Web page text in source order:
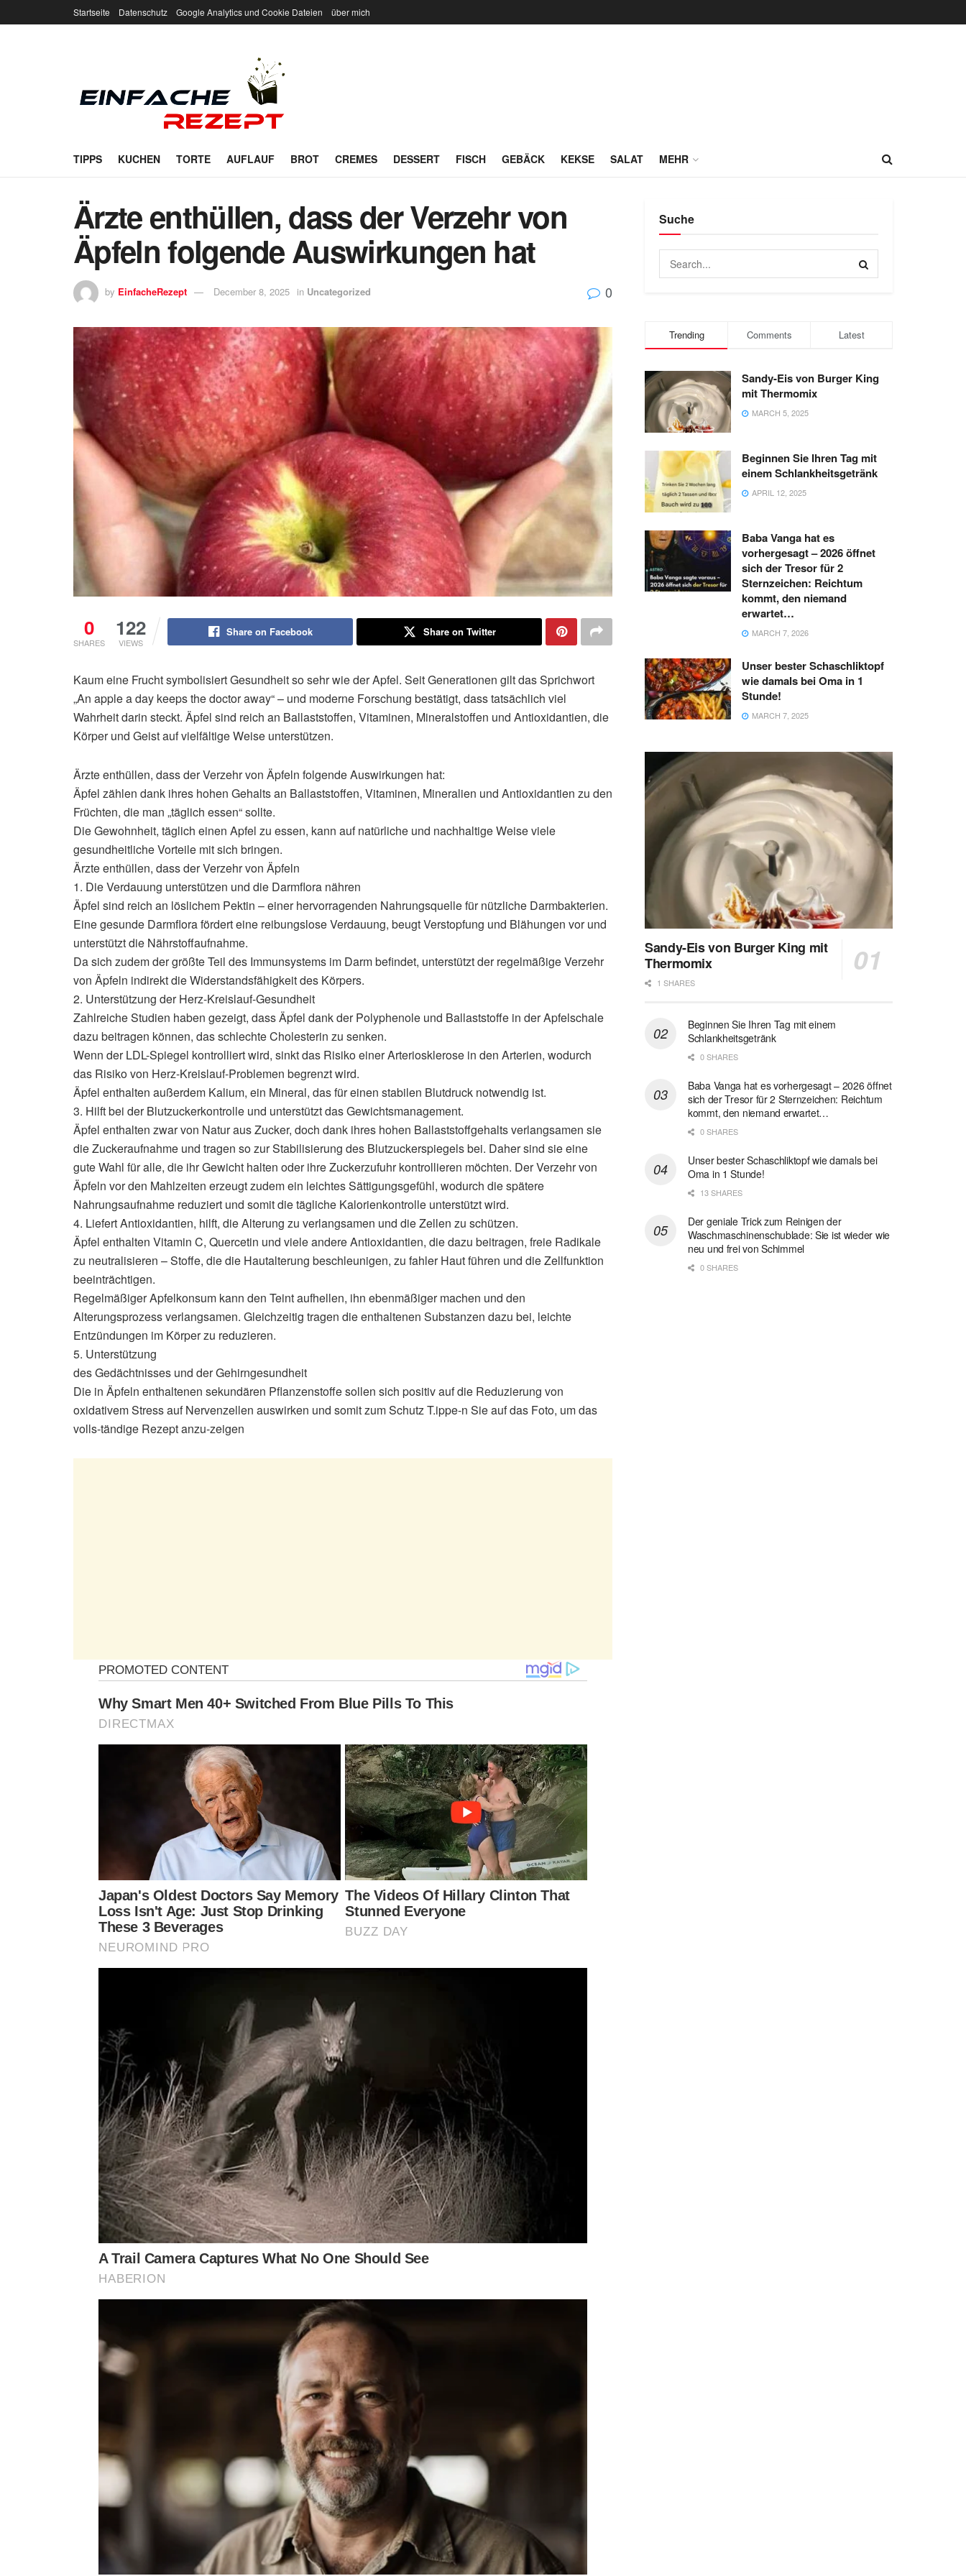
Startseite Datenschutz Google Analytics und Cookie Dateien über mich
TIPPS KUCHEN TORTE AUFLAUF BROT CREMES DESSERT FISCH GEBÄCK KEKSE SALAT MEHR
Ärzte enthüllen, dass der Verzehr von
Äpfeln folgende Auswirkungen hat
by EinfacheRezept December 8, 2025 in Uncategorized 0
0
SHARES
122
VIEWS
Share on Facebook Share on Twitter
Kaum eine Frucht symbolisiert Gesundheit so sehr wie der Apfel. Seit Generationen gilt das Sprichwort
„An apple a day keeps the doctor away“ – und moderne Forschung bestätigt, dass tatsächlich viel
Wahrheit darin steckt. Äpfel sind reich an Ballaststoffen, Vitaminen, Mineralstoffen und Antioxidantien, die
Körper und Geist auf vielfältige Weise unterstützen.
Ärzte enthüllen, dass der Verzehr von Äpfeln folgende Auswirkungen hat:
Äpfel zählen dank ihres hohen Gehalts an Ballaststoffen, Vitaminen, Mineralien und Antioxidantien zu den
Früchten, die man „täglich essen“ sollte.
Die Gewohnheit, täglich einen Apfel zu essen, kann auf natürliche und nachhaltige Weise viele
gesundheitliche Vorteile mit sich bringen.
Ärzte enthüllen, dass der Verzehr von Äpfeln
1. Die Verdauung unterstützen und die Darmflora nähren
Äpfel sind reich an löslichem Pektin – einer hervorragenden Nahrungsquelle für nützliche Darmbakterien.
Eine gesunde Darmflora fördert eine reibungslose Verdauung, beugt Verstopfung und Blähungen vor und
unterstützt die Nährstoffaufnahme.
Da sich zudem der größte Teil des Immunsystems im Darm befindet, unterstützt der regelmäßige Verzehr
von Äpfeln indirekt die Widerstandsfähigkeit des Körpers.
2. Unterstützung der Herz-Kreislauf-Gesundheit
Zahlreiche Studien haben gezeigt, dass Äpfel dank der Polyphenole und Ballaststoffe in der Apfelschale
dazu beitragen können, das schlechte Cholesterin zu senken.
Wenn der LDL-Spiegel kontrolliert wird, sinkt das Risiko einer Arteriosklerose in den Arterien, wodurch
das Risiko von Herz-Kreislauf-Problemen begrenzt wird.
Äpfel enthalten außerdem Kalium, ein Mineral, das für einen stabilen Blutdruck notwendig ist.
3. Hilft bei der Blutzuckerkontrolle und unterstützt das Gewichtsmanagement.
Äpfel enthalten zwar von Natur aus Zucker, doch dank ihres hohen Ballaststoffgehalts verlangsamen sie
die Zuckeraufnahme und tragen so zur Stabilisierung des Blutzuckerspiegels bei. Daher sind sie eine
gute Wahl für alle, die ihr Gewicht halten oder ihre Zuckerzufuhr kontrollieren möchten. Der Verzehr von
Äpfeln vor den Mahlzeiten erzeugt zudem ein leichtes Sättigungsgefühl, wodurch die spätere
Nahrungsaufnahme reduziert und somit die tägliche Kalorienkontrolle unterstützt wird.
4. Liefert Antioxidantien, hilft, die Alterung zu verlangsamen und die Zellen zu schützen.
Äpfel enthalten Vitamin C, Quercetin und viele andere Antioxidantien, die dazu beitragen, freie Radikale
zu neutralisieren – Stoffe, die die Hautalterung beschleunigen, zu fahler Haut führen und die Zellfunktion
beeinträchtigen.
Regelmäßiger Apfelkonsum kann den Teint aufhellen, ihn ebenmäßiger machen und den
Alterungsprozess verlangsamen. Gleichzeitig tragen die enthaltenen Substanzen dazu bei, leichte
Entzündungen im Körper zu reduzieren.
5. Unterstützung
des Gedächtnisses und der Gehirngesundheit
Die in Äpfeln enthaltenen sekundären Pflanzenstoffe sollen sich positiv auf die Reduzierung von
oxidativem Stress auf Nervenzellen auswirken und somit zum Schutz T.ippe-n Sie auf das Foto, um das
volls-tändige Rezept anzu-zeigen
Suche
Trending Comments Latest
Sandy-Eis von Burger King
mit Thermomix
MARCH 5, 2025
Beginnen Sie Ihren Tag mit
einem Schlankheitsgetränk
APRIL 12, 2025
Baba Vanga hat es
vorhergesagt – 2026 öffnet
sich der Tresor für 2
Sternzeichen: Reichtum
kommt, den niemand
erwartet…
MARCH 7, 2026
Unser bester Schaschliktopf
wie damals bei Oma in 1
Stunde!
MARCH 7, 2025
Sandy-Eis von Burger King mit
Thermomix
1 SHARES
Beginnen Sie Ihren Tag mit einem
Schlankheitsgetränk
0 SHARES
Baba Vanga hat es vorhergesagt – 2026 öffnet
sich der Tresor für 2 Sternzeichen: Reichtum
kommt, den niemand erwartet…
0 SHARES
Unser bester Schaschliktopf wie damals bei
Oma in 1 Stunde!
13 SHARES
Der geniale Trick zum Reinigen der
Waschmaschinenschublade: Sie ist wieder wie
neu und frei von Schimmel
0 SHARES